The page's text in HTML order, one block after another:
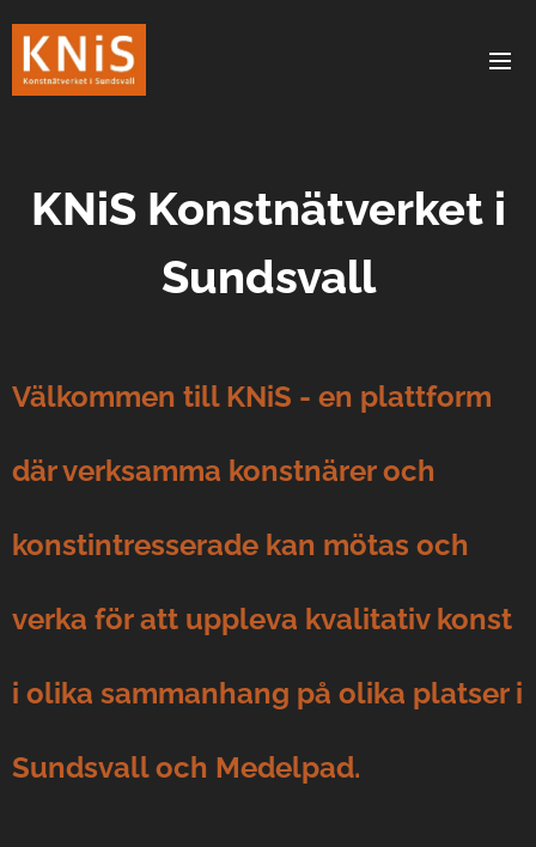
KNiS Konstnätverket i
Sundsvall
Välkommen till KNiS - en plattform
där verksamma konstnärer och
konstintresserade kan mötas och
verka för att uppleva kvalitativ konst
i olika sammanhang på olika platser i
Sundsvall och Medelpad.